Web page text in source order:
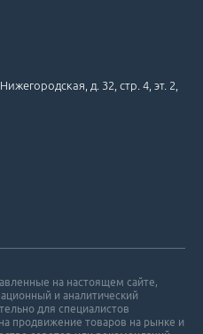
д. 32, стр. 4, эт. 2,
на настоящем сайте,
и аналитический
для специалистов
продвижение товаров на рынке и